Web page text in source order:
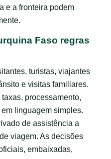
e a fronteira podem
Faso regras
turistas, viajantes
e visitas familiares.
processamento,
linguagem simples.
de assistência a
viagem. As decisões
embaixadas,